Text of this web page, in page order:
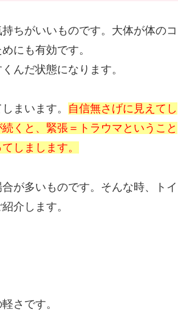
ちがいいものです。大体が体のコ
にも有効です。
んだ状態になります。
まいます。 自信無さげに見えてし
くと、緊張＝トラウマということ
しまします。
が多いものです。そんな時、トイ
介します。
さです。